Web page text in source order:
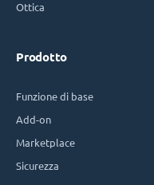
Ottica
Prodotto
Funzione di base
Add-on
Marketplace
Sicurezza